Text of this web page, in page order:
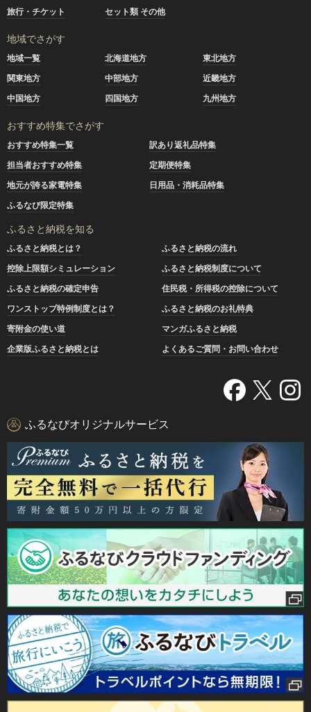
旅行・チケット
セット類 その他
地域でさがす
地域一覧 北海道地方
東北地方
関東地方
中部地方
近畿地方
中国地方
四国地方 九州地方
おすすめ特集でさがす
おすすめ特集一覧
訳あり返礼品特集
担当者おすすめ特集
定期便特集
地元が誇る家電特集
日用品・消耗品特集
ふるなび限定特集
ふるさと納税を知る
ふるさと納税とは？
ふるさと納税の流れ
控除上限額シミュレーション
ふるさと納税制度について
ふるさと納税の確定申告
住民税・所得税の控除について
ワンストップ特例制度とは？
ふるさと納税のお礼特典
寄附金の使い道
マンガふるさと納税
企業版ふるさと納税とは
よくあるご質問・お問い合わせ
ふるなびオリジナルサービス